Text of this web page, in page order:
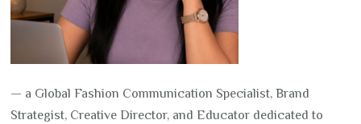
— a Global Fashion Communication Specialist, Brand
Strategist, Creative Director, and Educator dedicated to